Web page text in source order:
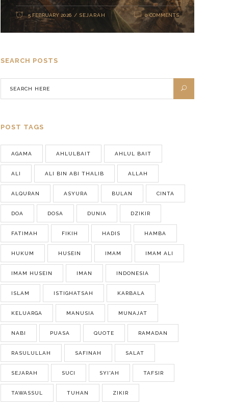
5 FEBRUARY 2026 SEJARAH 0 COMMENTS
SEARCH POSTS
POST TAGS
AGAMA AHLULBAIT AHLUL BAIT
ALI ALI BIN ABI THALIB ALLAH
ALQURAN ASYURA BULAN CINTA
DOA DOSA DUNIA DZIKIR
FATIMAH FIKIH HADIS HAMBA
HUKUM HUSEIN IMAM IMAM ALI
IMAM HUSEIN IMAN INDONESIA
ISLAM ISTIGHATSAH KARBALA
KELUARGA MANUSIA MUNAJAT
NABI PUASA QUOTE RAMADAN
RASULULLAH SAFINAH SALAT
SEJARAH SUCI SYI'AH TAFSIR
TAWASSUL TUHAN ZIKIR